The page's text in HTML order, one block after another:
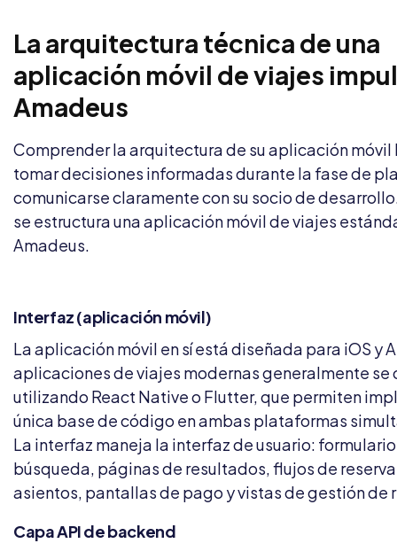
La arquitectura técnica de una
aplicación móvil de viajes
Amadeus
Comprender la arquitectura de su aplicación móvil
tomar decisiones informadas durante la fase de
comunicarse claramente con su socio de
se estructura una aplicación móvil de viajes
Amadeus.
Interfaz (aplicación móvil)
La aplicación móvil en sí está diseñada para iOS y
aplicaciones de viajes modernas generalmente se
utilizando React Native o Flutter, que permiten
única base de código en ambas plataformas
La interfaz maneja la interfaz de usuario:
búsqueda, páginas de resultados, flujos de
asientos, pantallas de pago y vistas de gestión de
Capa API de backend